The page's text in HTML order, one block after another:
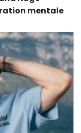
mentale